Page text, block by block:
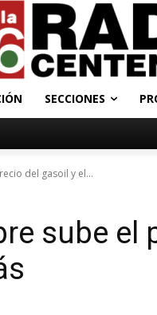
SECCIONES
del gasoil y el...
sube el